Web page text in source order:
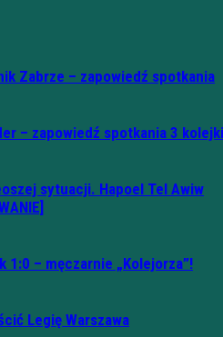
Zabrze – zapowiedź spotkania
– zapowiedź spotkania 3 kolejki
sytuacji. Hapoel Tel Awiw
1:0 – męczarnie „Kolejorza”!
Legię Warszawa